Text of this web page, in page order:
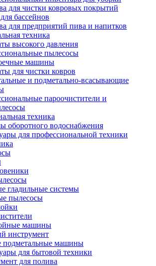
для чистки ковровых покрытий
бассейнов
для предприятий пива и напитков
техника
высокого давления
пылесосы
машины
для чистки ковров
и подметально-всасывающие
пароочистители и
техника
оборотного водоснабжения
для профессиональной техники
гладильные системы
пылесосы
машины
инструмент
подметальные машины
для бытовой техники
для полива